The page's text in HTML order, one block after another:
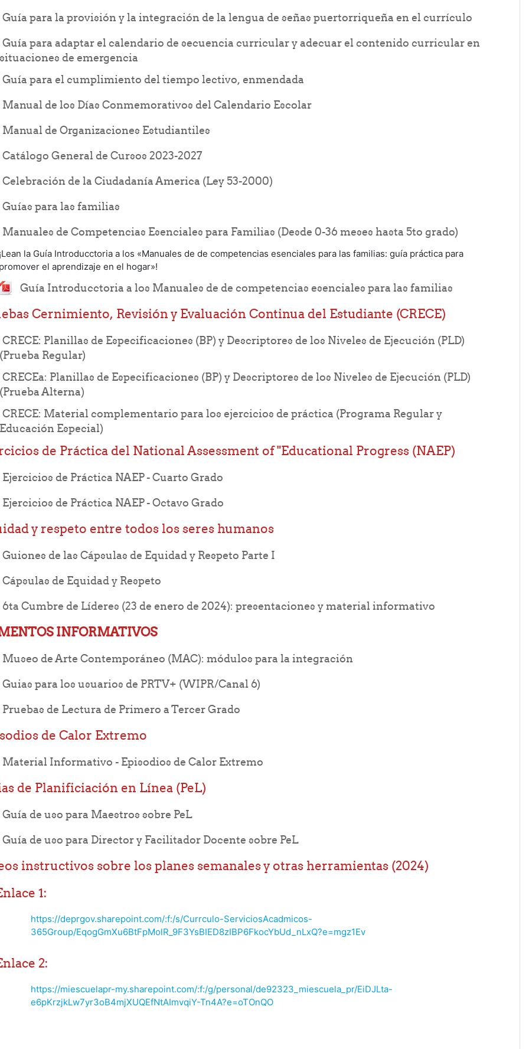
Guía para la provisión y la integración de la lengua de señas puertorriqueña en el currículo
File
Guía para adaptar el calendario de secuencia curricular y adecuar el contenido curricular en
situaciones de emergencia
File
Guía para el cumplimiento del tiempo lectivo, enmendada
File
Manual de los Días Conmemorativos del Calendario Escolar
File
Manual de Organizaciones Estudiantiles
File
Catálogo General de Cursos 2023-2027
File
Celebración de la Ciudadanía America (Ley 53-2000)
Folder
Guías para las familias
Folder
Manuales de Competencias Esenciales para Familias (Desde 0-36 meses hasta 5to grado)
Folder
la Guía Introducctoria a los «Manuales de de competencias esenciales para las familias: guía práctica para
el aprendizaje en el hogar»!
Guía Introducctoria a los Manuales de de competencias esenciales para las familias
File
Cernimiento, Revisión y Evaluación Continua del Estudiante (CRECE)
CRECE: Planillas de Especificaciones (BP) y Descriptores de los Niveles de Ejecución (PLD)
(Prueba Regular)
URL
CRECEa: Planillas de Especificaciones (BP) y Descriptores de los Niveles de Ejecución (PLD)
(Prueba Alterna)
URL
CRECE: Material complementario para los ejercicios de práctica (Programa Regular y
Educación Especial)
URL
de Práctica del National Assessment of"Educational Progress (NAEP)
Ejercicios de Práctica NAEP - Cuarto Grado
File
Ejercicios de Práctica NAEP - Octavo Grado
File
y respeto entre todos los seres humanos
Guiones de las Cápsulas de Equidad y Respeto Parte I
File
Cápsulas de Equidad y Respeto
URL
6ta Cumbre de Líderes (23 de enero de 2024): presentaciones y material informativo
URL
INFORMATIVOS
Museo de Arte Contemporáneo (MAC): módulos para la integración
Folder
Guias para los usuarios de PRTV+ (WIPR/Canal 6)
Folder
Pruebas de Lectura de Primero a Tercer Grado
Folder
de Calor Extremo
Material Informativo - Episodios de Calor Extremo
Folder
de Planificiación en Línea (PeL)
Guía de uso para Maestros sobre PeL
File
Guía de uso para Director y Facilitador Docente sobre PeL
File
instructivos sobre los planes semanales y otras herramientas (2024)
1:
https://deprgov.sharepoint.com/:f:/s/Currculo-ServiciosAcadmicos-
365Group/EqogGmXu6BtFpMolR_9F3YsBIED8zIBP6FkocYbUd_nLxQ?e=mgz1Ev
2:
https://miescuelapr-my.sharepoint.com/:f:/g/personal/de92323_miescuela_pr/EiDJLta-
e6pKrzjkLw7yr3oB4mjXUQEfNtAImvqiY-Tn4A?e=oTOnQO